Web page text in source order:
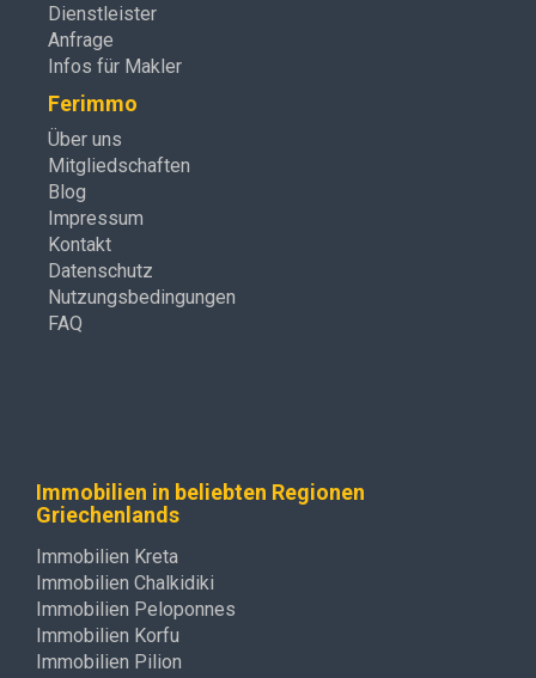
Dienstleister
Anfrage
Infos für Makler
Ferimmo
Über uns
Mitgliedschaften
Blog
Impressum
Kontakt
Datenschutz
Nutzungsbedingungen
FAQ
Immobilien in beliebten Regionen
Griechenlands
Immobilien Kreta
Immobilien Chalkidiki
Immobilien Peloponnes
Immobilien Korfu
Immobilien Pilion